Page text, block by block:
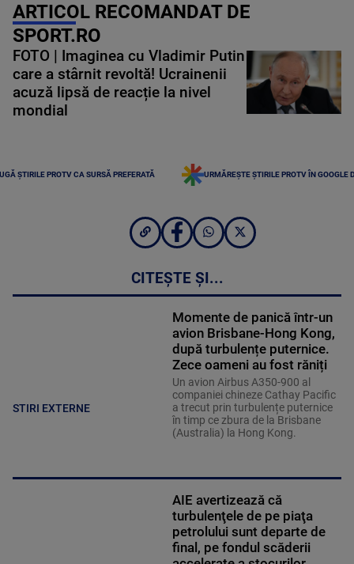
ARTICOL RECOMANDAT DE
SPORT.RO
FOTO | Imaginea cu Vladimir Putin
care a stârnit revoltă! Ucrainenii
acuză lipsă de reacție la nivel
mondial
ȘTIRILE PROTV CA SURSĂ PREFERATĂ URMĂREȘTE ȘTIRILE PROTV ÎN GOOGLE
CITEȘTE ȘI...
STIRI EXTERNE
Momente de panică într-un
avion Brisbane-Hong Kong,
după turbulențe puternice.
Zece oameni au fost răniți
Un avion Airbus A350-900 al
companiei chineze Cathay Pacific
a trecut prin turbulențe puternice
în timp ce zbura de la Brisbane
(Australia) la Hong Kong.
AIE avertizează că
turbulenţele de pe piaţa
petrolului sunt departe de
final, pe fondul scăderii